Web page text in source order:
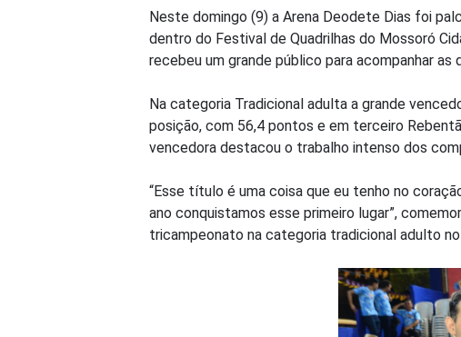
Neste domingo (9) a Arena Deodete Dias foi
dentro do Festival de Quadrilhas do Mossoró
recebeu um grande público para acompanhar
Na categoria Tradicional adulta a grande
posição, com 56,4 pontos e em terceiro
vencedora destacou o trabalho intenso dos
“Esse título é uma coisa que eu tenho no
ano conquistamos esse primeiro lugar”,
tricampeonato na categoria tradicional adulto